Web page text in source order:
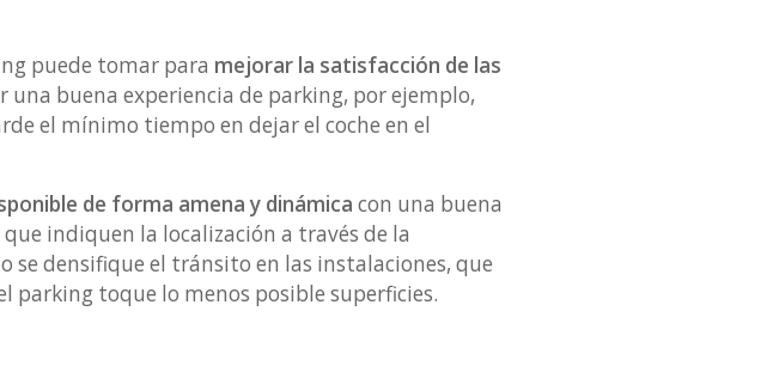
puede tomar para mejorar la satisfacción de las
una buena experiencia de parking, por ejemplo,
el mínimo tiempo en dejar el coche en el
de forma amena y dinámica con una buena
indiquen la localización a través de la
se densifique el tránsito en las instalaciones, que
parking toque lo menos posible superficies.